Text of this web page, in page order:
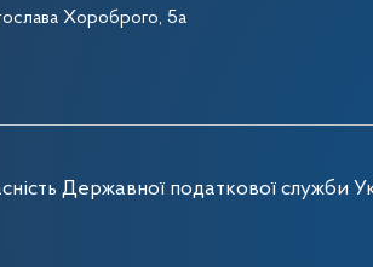
Хороброго, 5а
Державної податкової служби